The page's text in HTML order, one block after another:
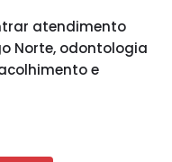
atendimento
Norte, odontologia
e